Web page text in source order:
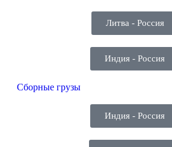
Литва - Россия
Индия - Россия
Сборные грузы
Индия - Россия